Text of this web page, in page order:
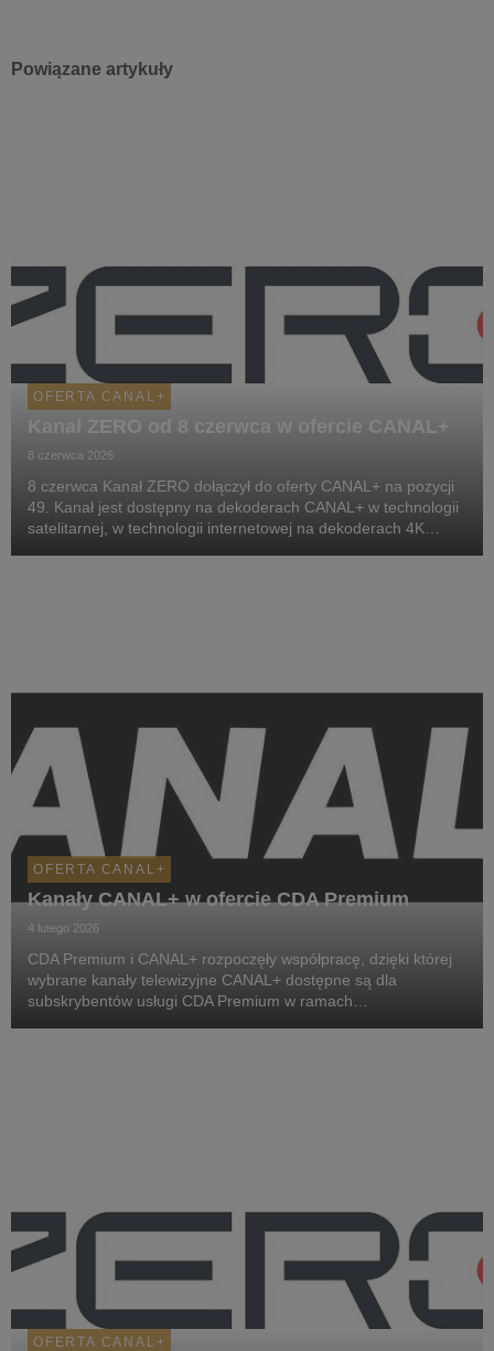
Powiązane artykuły
OFERTA CANAL+
Kanał ZERO od 8 czerwca w ofercie CANAL+
8 czerwca 2026
8 czerwca Kanał ZERO dołączył do oferty CANAL+ na pozycji
49. Kanał jest dostępny na dekoderach CANAL+ w technologii
satelitarnej, w technologii internetowej na dekoderach 4K
OFERTA CANAL+
Kanały CANAL+ w ofercie CDA Premium
4 lutego 2026
CDA Premium i CANAL+ rozpoczęły współpracę, dzięki której
wybrane kanały telewizyjne CANAL+ dostępne są dla
subskrybentów usługi CDA Premium w ramach
OFERTA CANAL+